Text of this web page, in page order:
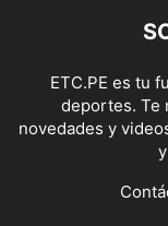
ETC.PE es tu
deportes. Te
novedades y